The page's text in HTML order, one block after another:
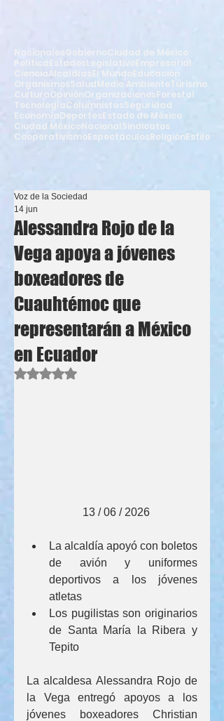
NacionalesGobiernoCiudad de México
Política
EstadosLegislativoEmpresarial
CienciaAlcaldíasEl MundoEducación
OrganismosSaludMedio AmbienteTurismo
CulturaOpiniónOrganizacionesForestal
TecnologíaColumnistasSeguridad
EconomíaDeportesEstado de México
Ciudad MéxicoNacionalSindicatos
CooperativismoEspectáculosReligiónEstilo
Alessandra Rojo de la
Vega apoya a jóvenes
boxeadores de
Cuauhtémoc que
representarán a México
en Ecuador
Voz de la Sociedad
14 jun
Obtuvo NaN de 5 estrellas.
                    13 / 06 / 2026
La alcaldía apoyó con boletos
de avión y uniformes
deportivos a los jóvenes
atletas
Los pugilistas son originarios
de Santa María la Ribera y
Tepito
La alcaldesa Alessandra Rojo de
la Vega entregó apoyos a los
jóvenes boxeadores Christian